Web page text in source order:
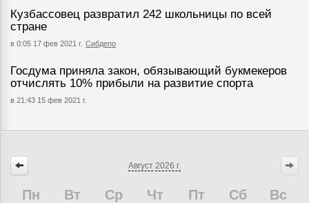
Кузбассовец развратил 242 школьницы по всей
стране
в 0:05 17 фев 2021 г. Сибдепо
Госдума приняла закон, обязывающий букмекеров
отчислять 10% прибыли на развитие спорта
в 21:43 15 фев 2021 г.
Август 2026 г.
Пн Вт Ср Чт Пт Сб Вс